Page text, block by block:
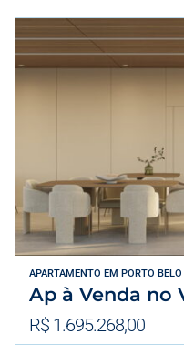
APARTAMENTO EM PORTO BELO
Ap à Venda no
R$ 1.695.268,00